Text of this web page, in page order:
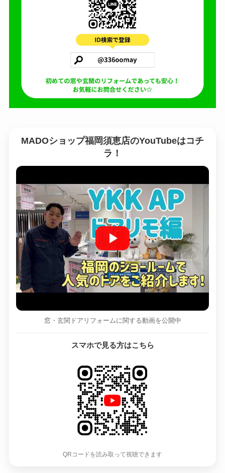
MADOショップ福岡須恵店のYouTubeはコチ
ラ！
窓・玄関ドアリフォームに関する動画を公開中
スマホで見る方はこちら
QRコードを読み取って視聴できます